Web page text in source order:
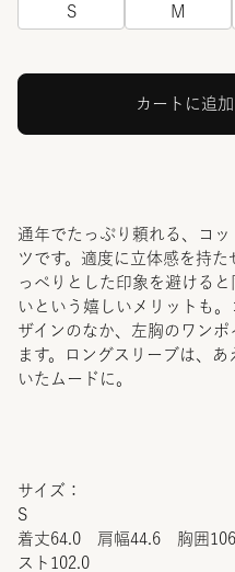
S M
カートに追
通年でたっぷり頼れる、コ
ツです。適度に立体感を持
っぺりとした印象を避ける
いという嬉しいメリットも
ザインのなか、左胸のワン
ます。ロングスリーブは、
いたムードに。
サイズ：
S
着丈64.0 肩幅44.6 胸囲
スト102.0